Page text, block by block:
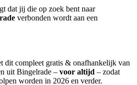
dat jij die op zoek bent naar
verbonden wordt aan een
dit compleet gratis & onafhankelijk van
uit Bingelrade – voor altijd – zodat
worden in 2026 en verder.